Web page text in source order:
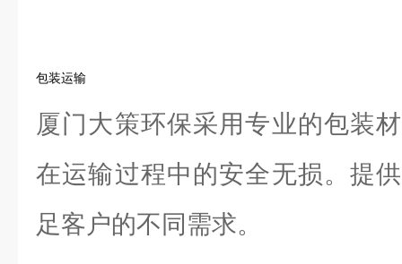
包装运输
厦门大策环保采用专业的包装
在运输过程中的安全无损。提
足客户的不同需求。